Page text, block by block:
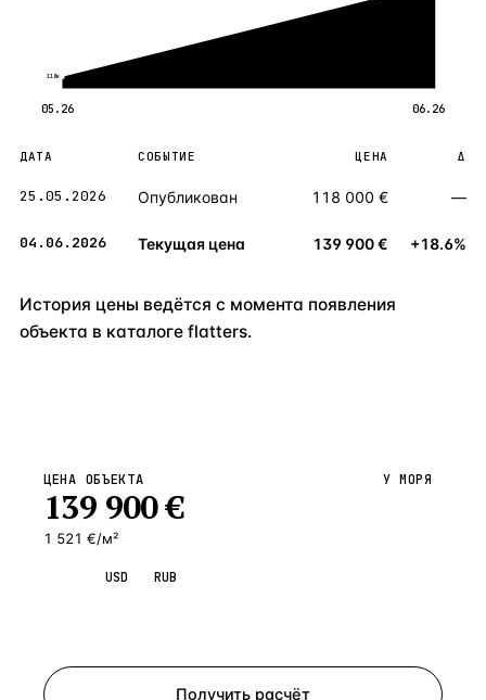
118к
05.26 06.26
ДАТА СОБЫТИЕ ЦЕНА Δ
25.05.2026 Опубликован 118 000 € —
04.06.2026 Текущая цена 139 900 € +18.6%
История цены ведётся с момента появления
объекта в каталоге flatters.
ЦЕНА ОБЪЕКТА
139 900€
1 521 €/м²
У МОРЯ
USD RUB
Получить расчёт